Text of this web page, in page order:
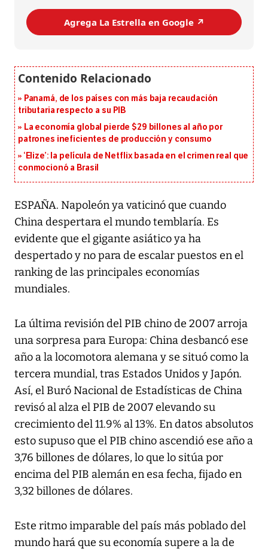
Agrega La Estrella en Google ↗️
Panamá, de los países con más baja recaudación
tributaria respecto a su PIB
La economía global pierde $29 billones al año por
patrones ineficientes de producción y consumo
‘Elize’: la película de Netflix basada en el crimen real que
conmocionó a Brasil
ESPAÑA. Napoleón ya vaticinó que cuando
China despertara el mundo temblaría. Es
evidente que el gigante asiático ya ha
despertado y no para de escalar puestos en el
ranking de las principales economías
mundiales.
La última revisión del PIB chino de 2007 arroja
una sorpresa para Europa: China desbancó ese
año a la locomotora alemana y se situó como la
tercera mundial, tras Estados Unidos y Japón.
Así, el Buró Nacional de Estadísticas de China
revisó al alza el PIB de 2007 elevando su
crecimiento del 11.9% al 13%. En datos absolutos
esto supuso que el PIB chino ascendió ese año a
3,76 billones de dólares, lo que lo sitúa por
encima del PIB alemán en esa fecha, fijado en
3,32 billones de dólares.
Este ritmo imparable del país más poblado del
mundo hará que su economía supere a la de